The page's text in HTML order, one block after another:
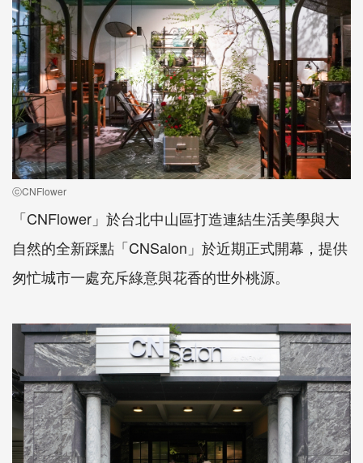
ⓒCNFlower
「CNFlower」於台北中山區打造連結生活美學與大
自然的全新踩點「CNSalon」於近期正式開幕，提供
匆忙城市一處充斥綠意與花香的世外桃源。